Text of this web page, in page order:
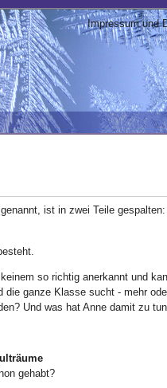
Impressum und
ist in zwei Teile
so richtig anerkannt und
ganze Klasse sucht - mehr
Und was hat Anne damit zu
gehabt?